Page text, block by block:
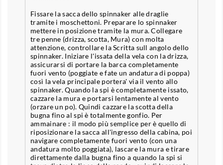
Fissare la sacca dello spinnaker alle draglie
tramite i moschettoni. Preparare lo spinnaker
mettere in posizione tramite la mura. Collegare
tre penne (drizza, scotta, Mura) con molta
attenzione, controllare la Scritta sull angolo dello
spinnaker. Iniziare l'issata della vela con la drizza,
assicurarsi di portare la barca completamente
fuori vento (poggiate e fate un andatura di poppa)
così la vela principale portera' via il vento allo
spinnaker. Quando la spi è completamente issato,
cazzare la mura e portarsi lentamente al vento
(orzare un po). Quindi cazzare la scotta della
bugna fino al spi è totalmente gonfio. Per
ammainare : il modo più semplice per è quello di
riposizionare la sacca all'ingresso della cabina, poi
navigare completamente fuori vento (con una
andatura molto poggiata), lascare la mura e tirare
direttamente dalla bugna fino a quando la spi si